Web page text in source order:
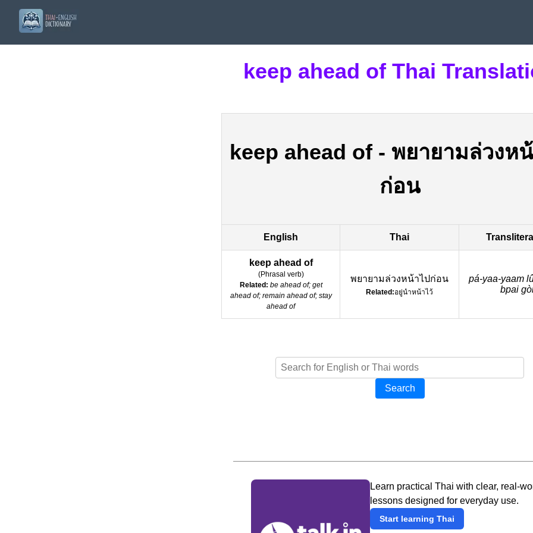
keep ahead of Thai
keep ahead of - พยายามล่วงห
ก่อน
English Thai
keep ahead of
(Phrasal verb)
Related: be ahead of; get
ahead of; remain ahead of; stay
ahead of
พยายามล่วงหน้าไปก่อน
Related:อยู่นำหน้าไว้
pá-yaa-yaam
bpai
Search
Learn practical Thai with clear, real-
lessons designed for everyday use.
Start learning Thai